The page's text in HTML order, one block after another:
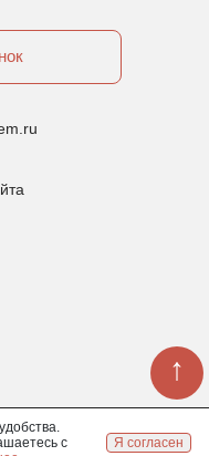
с
Я согласен
↑